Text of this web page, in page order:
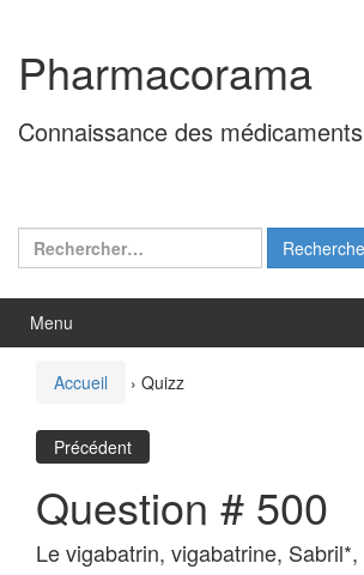
contenu
menu
principal
Pharmacorama
Connaissance des médicaments
Rechercher :
Menu
Accueil › Quizz
Précédent
Question # 500
Le vigabatrin, vigabatrine, Sabril*,